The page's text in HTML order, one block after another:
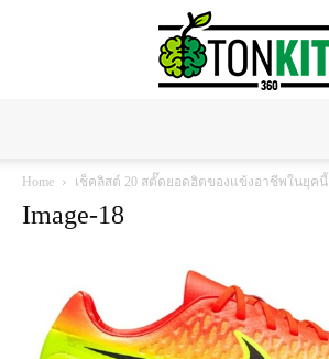
Home เช็คลิสต์ 20 สตั๊ดยอดฮิตของแข้งอาชีพในยุคนี้
Image-18